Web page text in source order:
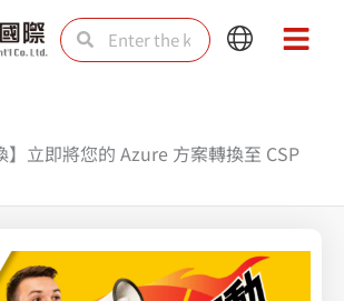
SearchSearch
Main
Main
】立即將您的 Azure 方案轉換至 CSP